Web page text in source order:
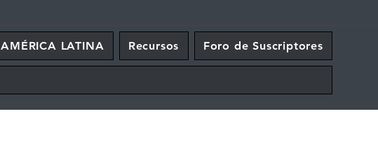
AMÉRICA LATINA Recursos Foro de Suscriptores